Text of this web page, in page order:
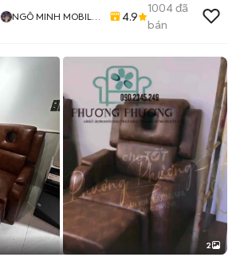
NGÔ MINH MOBILE
4.9
1004đã
bán
2